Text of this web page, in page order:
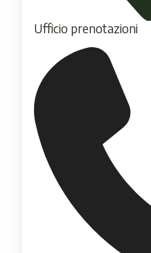
Ufficio prenotazioni